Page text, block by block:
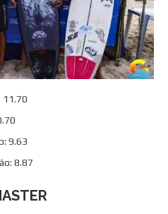
11.70
9.63
8.87